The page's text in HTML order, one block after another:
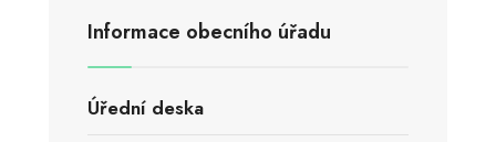
Informace obecního úřadu
Úřední deska